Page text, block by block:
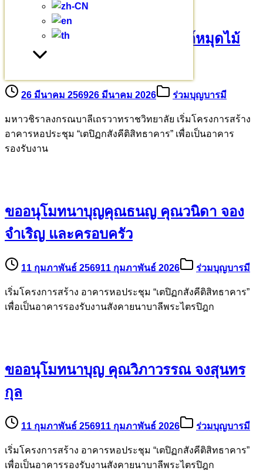
ขออนุโมทนาบุญเจ้าภาพอุปถัมภ์หมุดไม้
มงคล 209 ต้น
26 มีนาคม 256926 มีนาคม 2026 ร่วมบุญบารมี
มหาวชิราลงกรณบาลีเถรวาทราชวิทยาลัย เริ่มโครงการสร้าง
อาคารหอประชุม “เตปิฏกสังคีติสิทธาคาร” เพื่อเป็นอาคาร
รองรับงาน
ขออนุโมทนาบุญคุณธนญ คุณวนิดา จอง
จำเริญ และครอบครัว
11 กุมภาพันธ์ 256911 กุมภาพันธ์ 2026 ร่วมบุญบารมี
เริ่มโครงการสร้าง อาคารหอประชุม “เตปิฏกสังคีติสิทธาคาร”
เพื่อเป็นอาคารรองรับงานสังคายนาบาลีพระไตรปิฎก
ขออนุโมทนาบุญ คุณวิภาวรรณ จงสุนทร
กุล
11 กุมภาพันธ์ 256911 กุมภาพันธ์ 2026 ร่วมบุญบารมี
เริ่มโครงการสร้าง อาคารหอประชุม “เตปิฏกสังคีติสิทธาคาร”
เพื่อเป็นอาคารรองรับงานสังคายนาบาลีพระไตรปิฎก